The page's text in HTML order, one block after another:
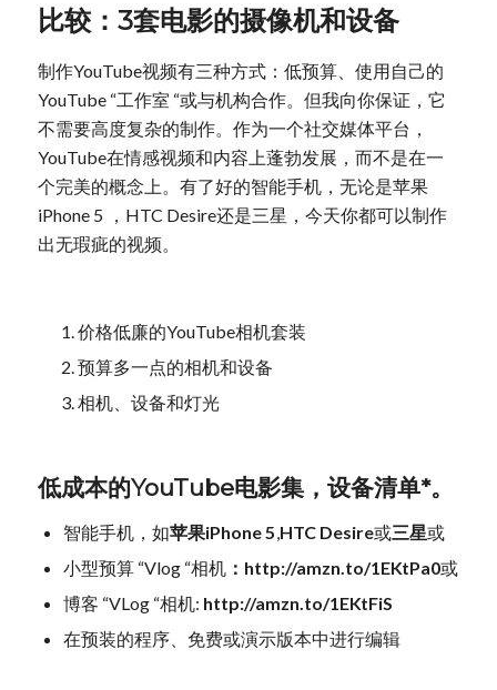
比较：3套电影的摄像机和设备
制作YouTube视频有三种方式：低预算、使用自己的
YouTube “工作室 “或与机构合作。但我向你保证，它
不需要高度复杂的制作。作为一个社交媒体平台，
YouTube在情感视频和内容上蓬勃发展，而不是在一
个完美的概念上。有了好的智能手机，无论是苹果
iPhone 5 ，HTC Desire还是三星，今天你都可以制作
出无瑕疵的视频。
价格低廉的YouTube相机套装
预算多一点的相机和设备
相机、设备和灯光
低成本的YouTube电影集，设备清单*。
智能手机，如苹果iPhone 5,HTC Desire或三星或
小型预算 “Vlog “相机：http://amzn.to/1EKtPa0或
博客 “VLog “相机: http://amzn.to/1EKtFiS
在预装的程序、免费或演示版本中进行编辑